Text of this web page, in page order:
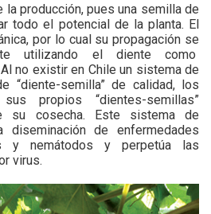
producción, pues una semilla de
todo el potencial de la planta. El
por lo cual su propagación se
utilizando el diente como
no existir en Chile un sistema de
“diente-semilla” de calidad, los
propios “dientes-semillas”
su cosecha. Este sistema de
diseminación de enfermedades
y nemátodos y perpetúa las
virus.